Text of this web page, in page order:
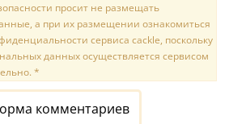
просит не размещать
а при их размещении ознакомиться
сервиса cackle, поскольку
данных осуществляется сервисом
*
комментариев